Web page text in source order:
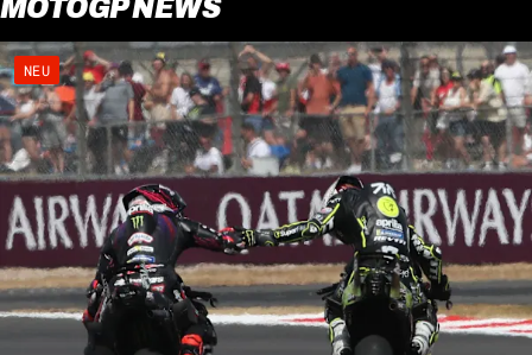
MOTOGP NEWS
NEU